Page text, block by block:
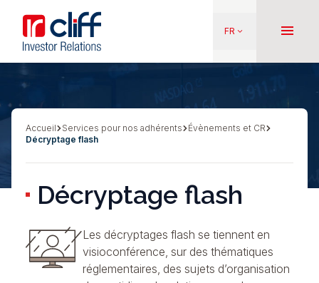
contenu
principal
Aller directement au contenu
FR keyboard_arrow_down menu
Fil
d'Ariane
Accueil Services pour nos adhérents
Évènements et CR
Décryptage flash
Décryptage flash
Les décryptages flash se tiennent en
visioconférence, sur des thématiques
réglementaires, des sujets d’organisation